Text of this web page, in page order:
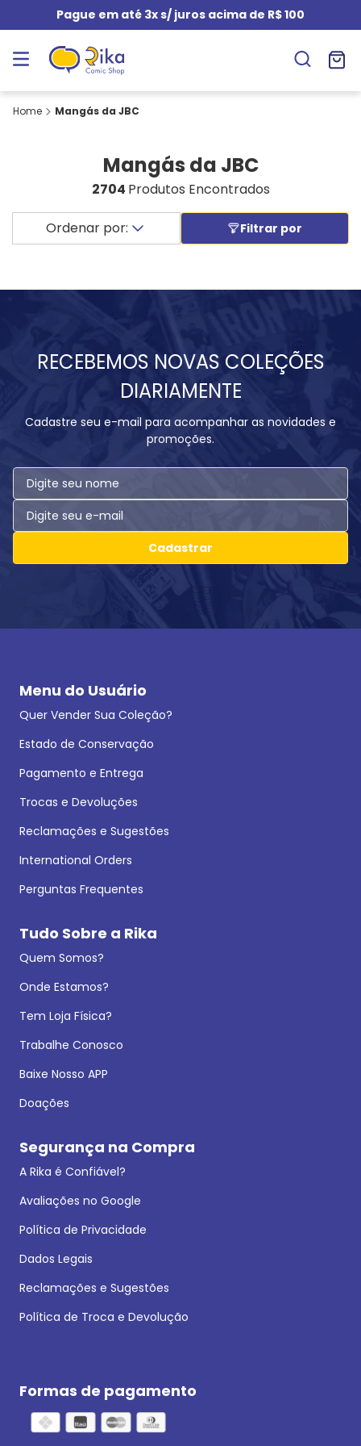
Pague em até 3x s/ juros acima de R$ 100
Mangás da JBC
Mangás da JBC
2704 Produtos Encontrados
RECEBEMOS NOVAS COLEÇÕES
DIARIAMENTE
Cadastre seu e-mail para acompanhar as novidades e
promoções.
Cadastrar
Menu do Usuário
Quer Vender Sua Coleção?
Estado de Conservação
Pagamento e Entrega
Trocas e Devoluções
Reclamações e Sugestões
International Orders
Perguntas Frequentes
Tudo Sobre a Rika
Quem Somos?
Onde Estamos?
Tem Loja Física?
Trabalhe Conosco
Baixe Nosso APP
Doações
Segurança na Compra
A Rika é Confiável?
Avaliações no Google
Política de Privacidade
Dados Legais
Reclamações e Sugestões
Política de Troca e Devolução
Formas de pagamento